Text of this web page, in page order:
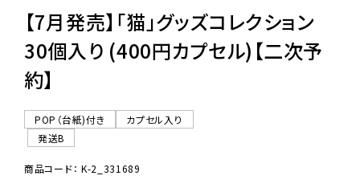
ご利用ガイド
【7月発売】「猫」グッズコレクション
30個入り (400円カプセル)【二次予
約】
POP（台紙)付き
カプセル入り
発送B
商品コード： K-2_331689